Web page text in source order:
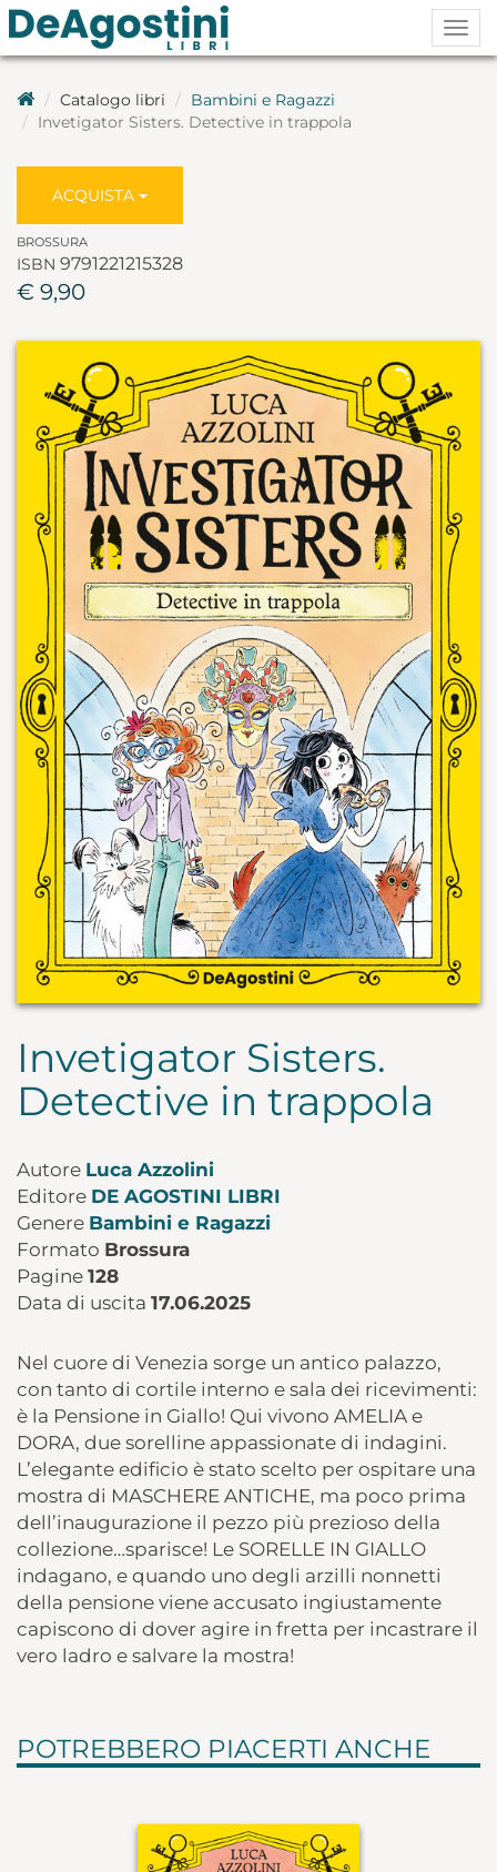
Catalogo libri
Bambini e Ragazzi
Invetigator Sisters. Detective in trappola
ACQUISTA
BROSSURA
ISBN 9791221215328
€ 9,90
Invetigator Sisters.
Detective in trappola
Autore Luca Azzolini
Editore DE AGOSTINI LIBRI
Genere Bambini e Ragazzi
Formato Brossura
Pagine 128
Data di uscita 17.06.2025
Nel cuore di Venezia sorge un antico palazzo,
con tanto di cortile interno e sala dei ricevimenti:
è la Pensione in Giallo! Qui vivono AMELIA e
DORA, due sorelline appassionate di indagini.
L’elegante edificio è stato scelto per ospitare una
mostra di MASCHERE ANTICHE, ma poco prima
dell’inaugurazione il pezzo più prezioso della
collezione…sparisce! Le SORELLE IN GIALLO
indagano, e quando uno degli arzilli nonnetti
della pensione viene accusato ingiustamente
capiscono di dover agire in fretta per incastrare il
vero ladro e salvare la mostra!
POTREBBERO PIACERTI ANCHE